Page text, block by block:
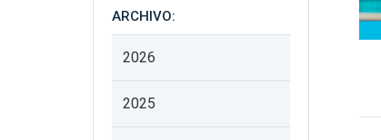
ARCHIVO:
2026
2025